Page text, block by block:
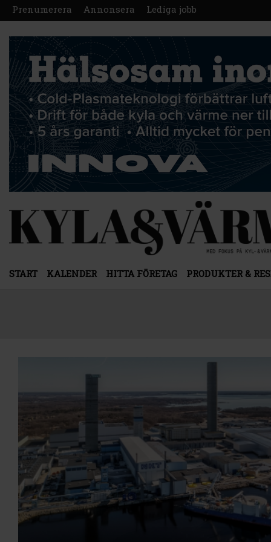
Prenumerera Annonsera Lediga jobb
START KALENDER HITTA FÖRETAG PRODUKTER &